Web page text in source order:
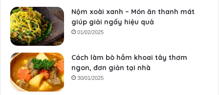
Nộm xoài xanh – Món ăn thanh mát
giúp giải ngấy hiệu quả
01/02/2025
Cách làm bò hầm khoai tây thơm
ngon, đơn giản tại nhà
30/01/2025